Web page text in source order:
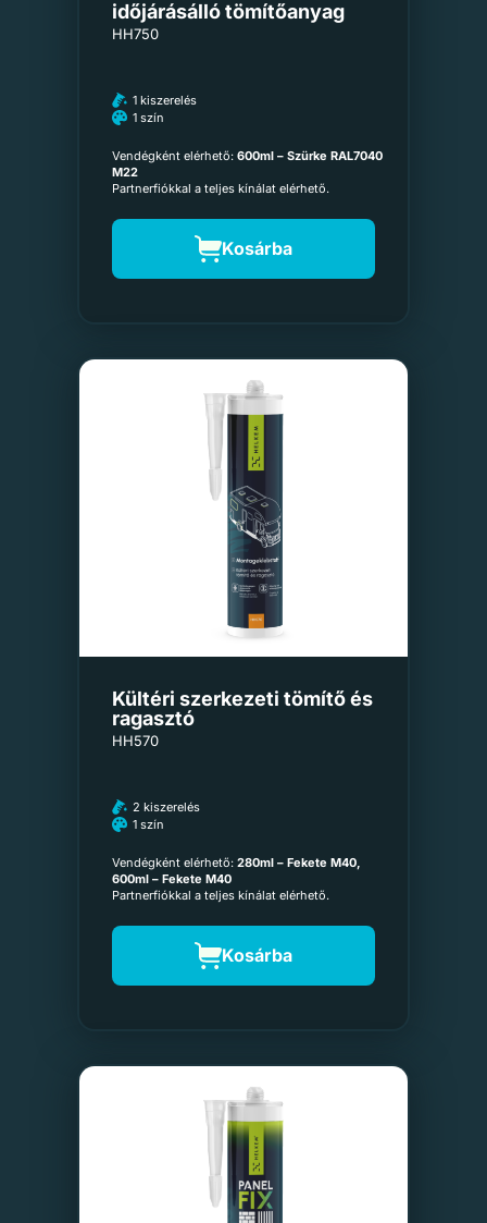
időjárásálló tömítőanyag
HH750
1 kiszerelés
1 szín
Vendégként elérhető: 600ml – Szürke RAL7040
M22
Partnerfiókkal a teljes kínálat elérhető.
Kosárba
Kültéri szerkezeti tömítő és
ragasztó
HH570
2 kiszerelés
1 szín
Vendégként elérhető: 280ml – Fekete M40,
600ml – Fekete M40
Partnerfiókkal a teljes kínálat elérhető.
Kosárba